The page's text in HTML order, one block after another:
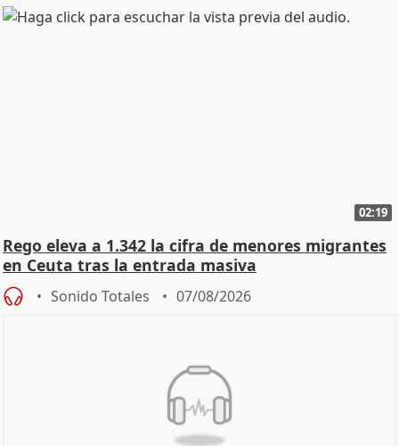
02:19
Rego eleva a 1.342 la cifra de menores migrantes
en Ceuta tras la entrada masiva
Sonido Totales 07/08/2026